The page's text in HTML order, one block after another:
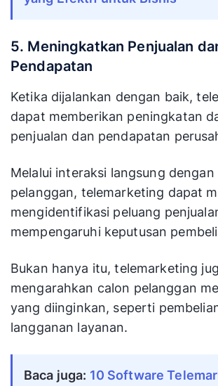
5. Meningkatkan Penjualan
Pendapatan
Ketika dijalankan dengan baik,
dapat memberikan peningkatan
penjualan dan pendapatan
Melalui interaksi langsung dengan
pelanggan, telemarketing dapat
mengidentifikasi peluang
mempengaruhi keputusan
Bukan hanya itu, telemarketing
mengarahkan calon pelanggan
yang diinginkan, seperti
langganan layanan.
Baca juga: 10 Software